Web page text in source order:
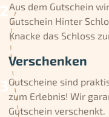
Aus dem Gutschein
Gutschein Hinter
Knacke das Schloss
Verschenken
Gutscheine sind
zum Erlebnis! Wir
Gutschein verschenkt.